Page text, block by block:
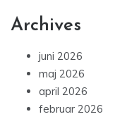
Archives
juni 2026
maj 2026
april 2026
februar 2026